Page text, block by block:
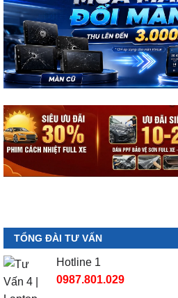
TỔNG ĐÀI TƯ VẤN
Hotline 1
0987.801.029